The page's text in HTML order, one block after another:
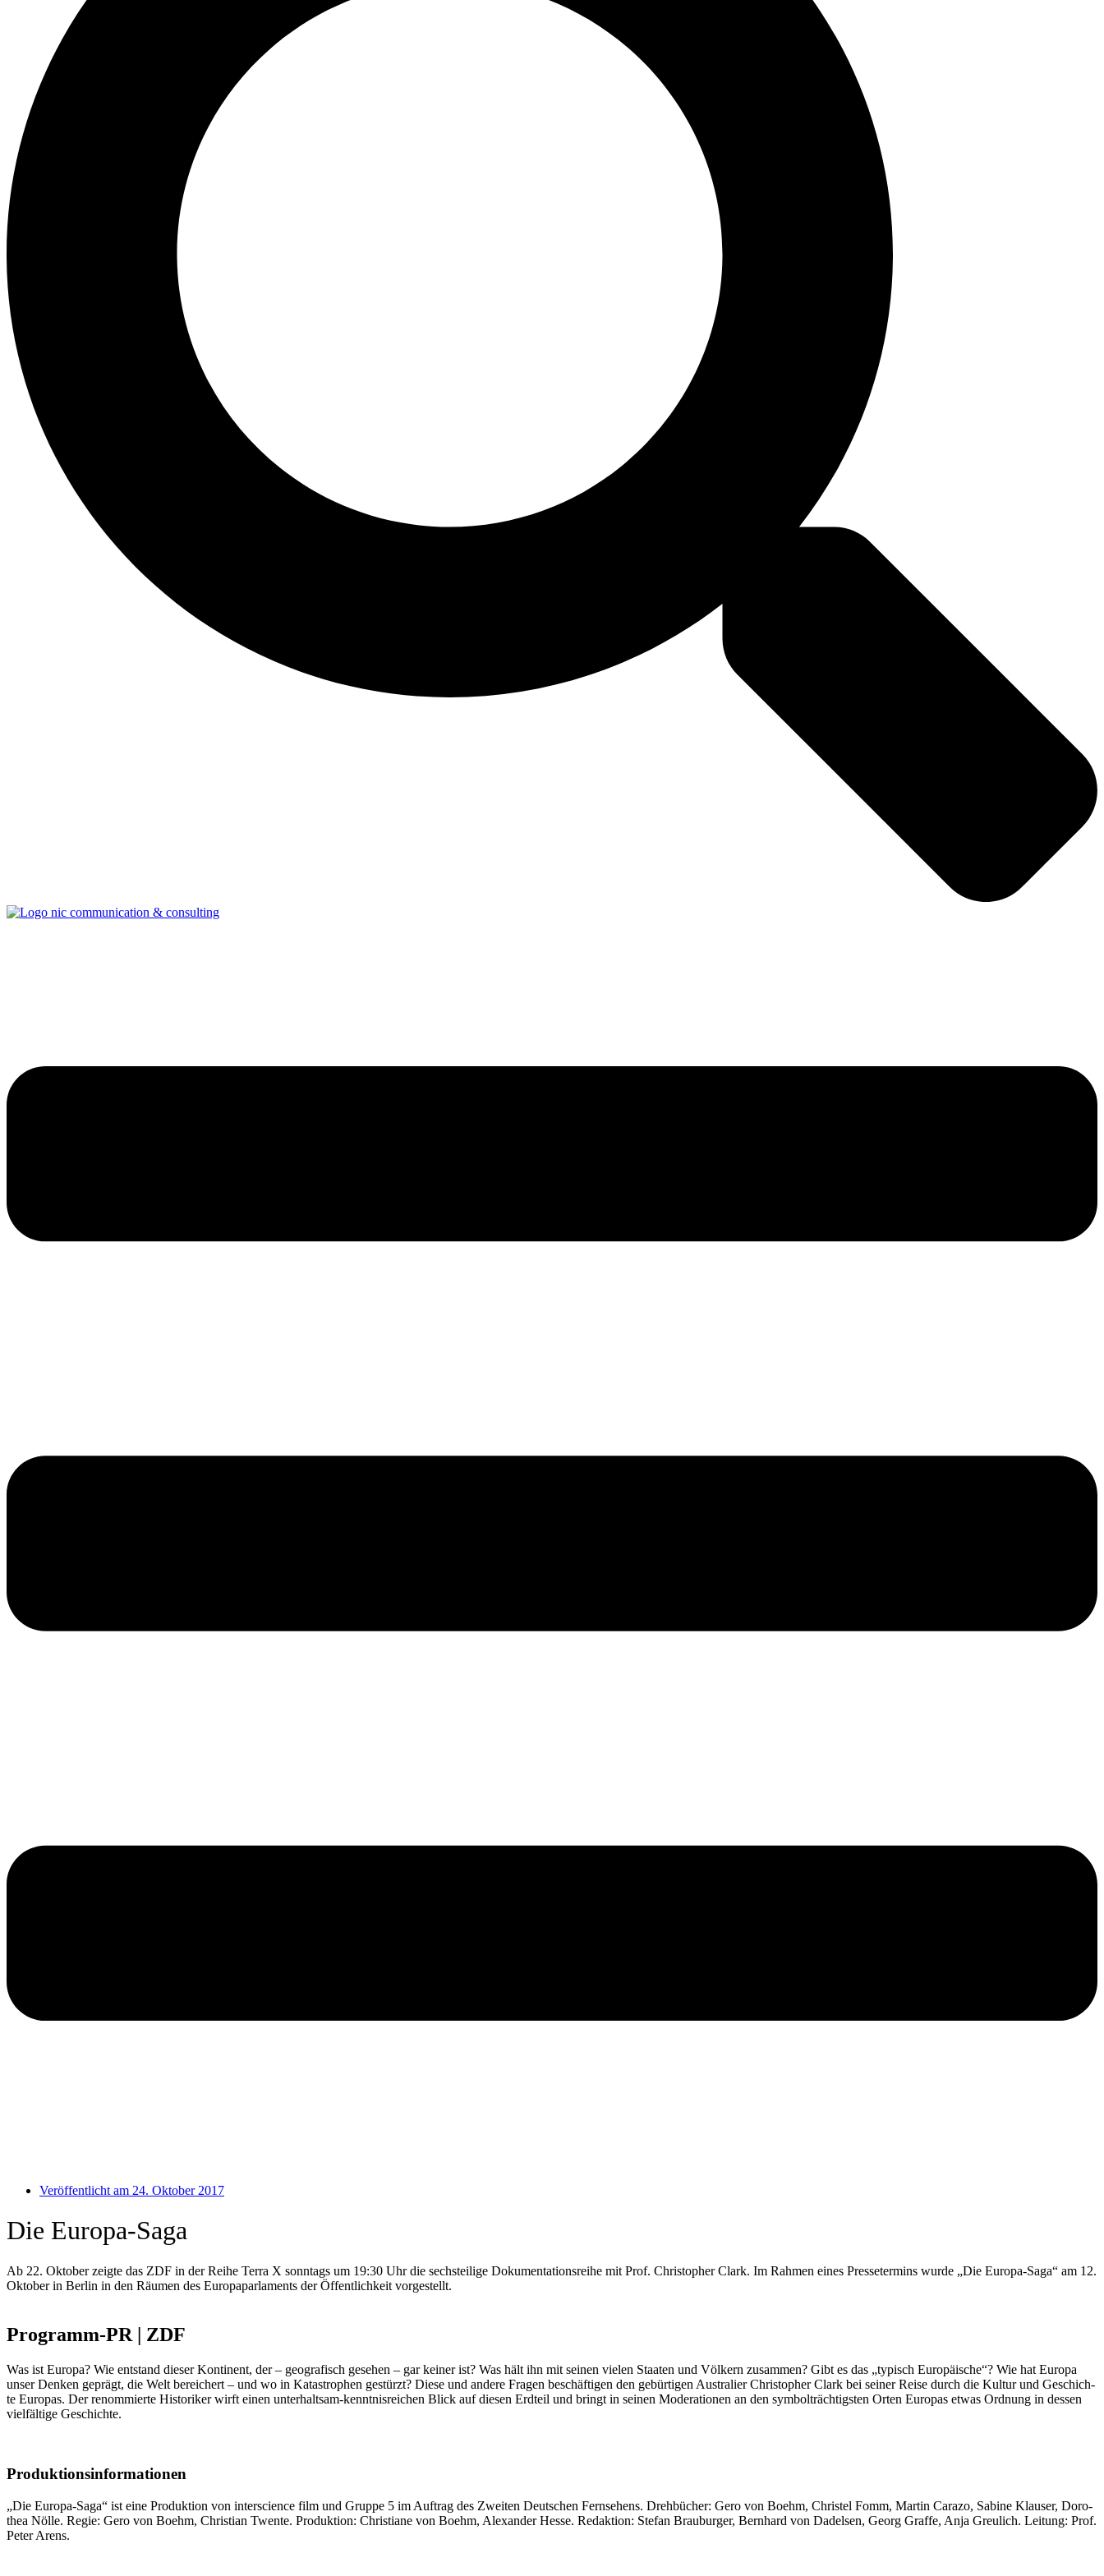
Veröffentlicht am 24. Oktober 2017
Die Europa-Saga
Ab 22. Oktober zeigte das ZDF in der Reihe Terra X sonntags um 19:30 Uhr die sechsteilige Dokumentationsreihe mit Prof. Christopher Clark. Im Rahmen eines Pressetermins wurde „Die Europa-Saga“ am 12.
Oktober in Berlin in den Räumen des Europaparlaments der Öffentlichkeit vorgestellt.
Programm-PR | ZDF
Was ist Euro­pa? Wie ent­stand die­ser Kon­ti­nent, der – geo­gra­fisch gese­hen – gar kei­ner ist? Was hält ihn mit sei­nen vie­len Staa­ten und Völ­kern zusam­men? Gibt es das „typisch Euro­päi­sche“? Wie hat Euro­pa
unser Den­ken geprägt, die Welt berei­chert – und wo in Kata­stro­phen gestürzt? Die­se und ande­re Fra­gen beschäf­ti­gen den gebür­ti­gen Aus­tra­li­er Chris­to­pher Clark bei sei­ner Rei­se durch die Kul­tur und Geschich­
te Euro­pas. Der renom­mier­te His­to­ri­ker wirft einen unter­halt­sam-kennt­nis­­­rei­chen Blick auf die­sen Erd­teil und bringt in sei­nen Mode­ra­tio­nen an den sym­bol­träch­tigs­ten Orten Euro­pas etwas Ord­nung in des­sen
viel­fäl­ti­ge Geschich­te.
Produktionsinformationen
„Die Euro­pa-Saga“ ist eine Pro­duk­ti­on von inter­sci­ence film und Grup­pe 5 im Auf­trag des Zwei­ten Deut­schen Fern­se­hens. Dreh­bü­cher: Gero von Boehm, Chris­tel Fomm, Mar­tin Cara­zo, Sabi­ne Klau­ser, Doro­
thea Nöl­le. Regie: Gero von Boehm, Chris­ti­an Twen­te. Pro­duk­ti­on: Chris­tia­ne von Boehm, Alex­an­der Hes­se. Redak­ti­on: Ste­fan Brau­bur­ger, Bern­hard von Dadel­sen, Georg Graf­fe, Anja Greu­lich. Lei­tung: Prof.
Peter Are­ns.